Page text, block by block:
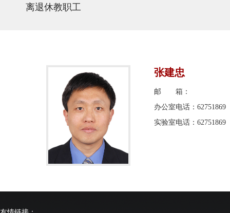
离退休教职工
张建忠
邮 箱：
办公室电话：62751869
实验室电话：62751869